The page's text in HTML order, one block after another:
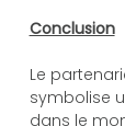
Conclusion
Le
symbolise
dans le